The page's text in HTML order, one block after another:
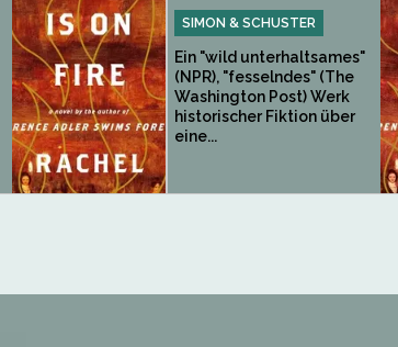
SIMON & SCHUSTER
Ein "wild unterhaltsames"
(NPR), "fesselndes" (The
Washington Post) Werk
historischer Fiktion über
eine...